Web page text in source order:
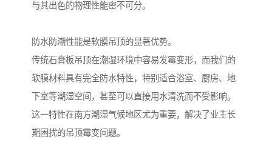
与其出色的物理性能密不可分。
防水防潮性能是软膜吊顶的显著优势。
传统石膏板吊顶在潮湿环境中容易发霉变形，而我们的
软膜材料具有完全防水特性，特别适合浴室、厨房、地
下室等潮湿空间，甚至可以直接用水清洗而不受影响。
这一特性在南方潮湿气候地区尤为重要，解决了业主长
期困扰的吊顶霉变问题。